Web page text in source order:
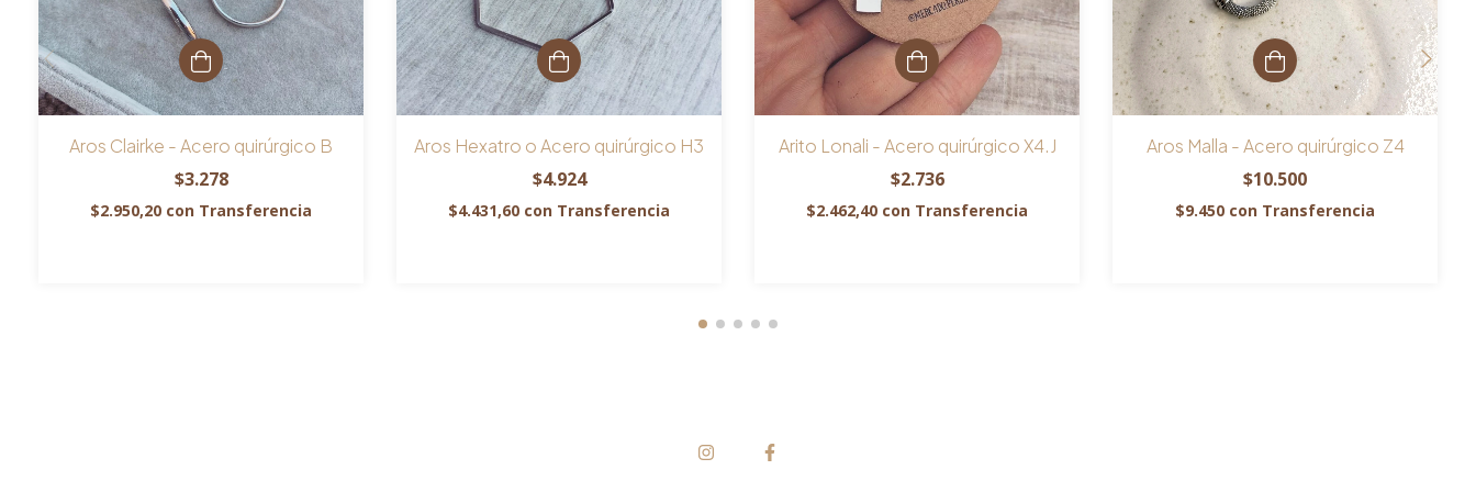
Aros Clairke - Acero quirúrgico B
$3.278
$2.950,20 con Transferencia
Aros Hexatro o Acero quirúrgico H3
$4.924
$4.431,60 con Transferencia
Arito Lonali - Acero quirúrgico X4.J
$2.736
$2.462,40 con Transferencia
Aros Malla - Acero quirúrgico Z4
$10.500
$9.450 con Transferencia